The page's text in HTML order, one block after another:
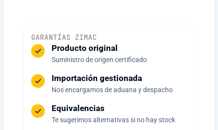
GARANTÍAS ZIMAC
Producto original
Suministro de origen certificado
Importación gestionada
Nos encargamos de aduana y despacho
Equivalencias
Te sugerimos alternativas si no hay stock